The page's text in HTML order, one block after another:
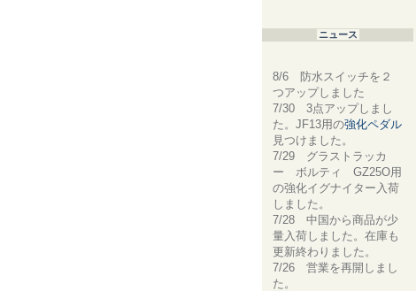
ニュース
8/6 防水スイッチを２
つアップしました
7/30 3点アップしまし
た。JF13用の強化ペダル
見つけました。
7/29 グラストラッカ
ー ボルティ GZ25O用
の強化イグナイター入荷
しました。
7/28 中国から商品が少
量入荷しました。在庫も
更新終わりました。
7/26 営業を再開しまし
た。